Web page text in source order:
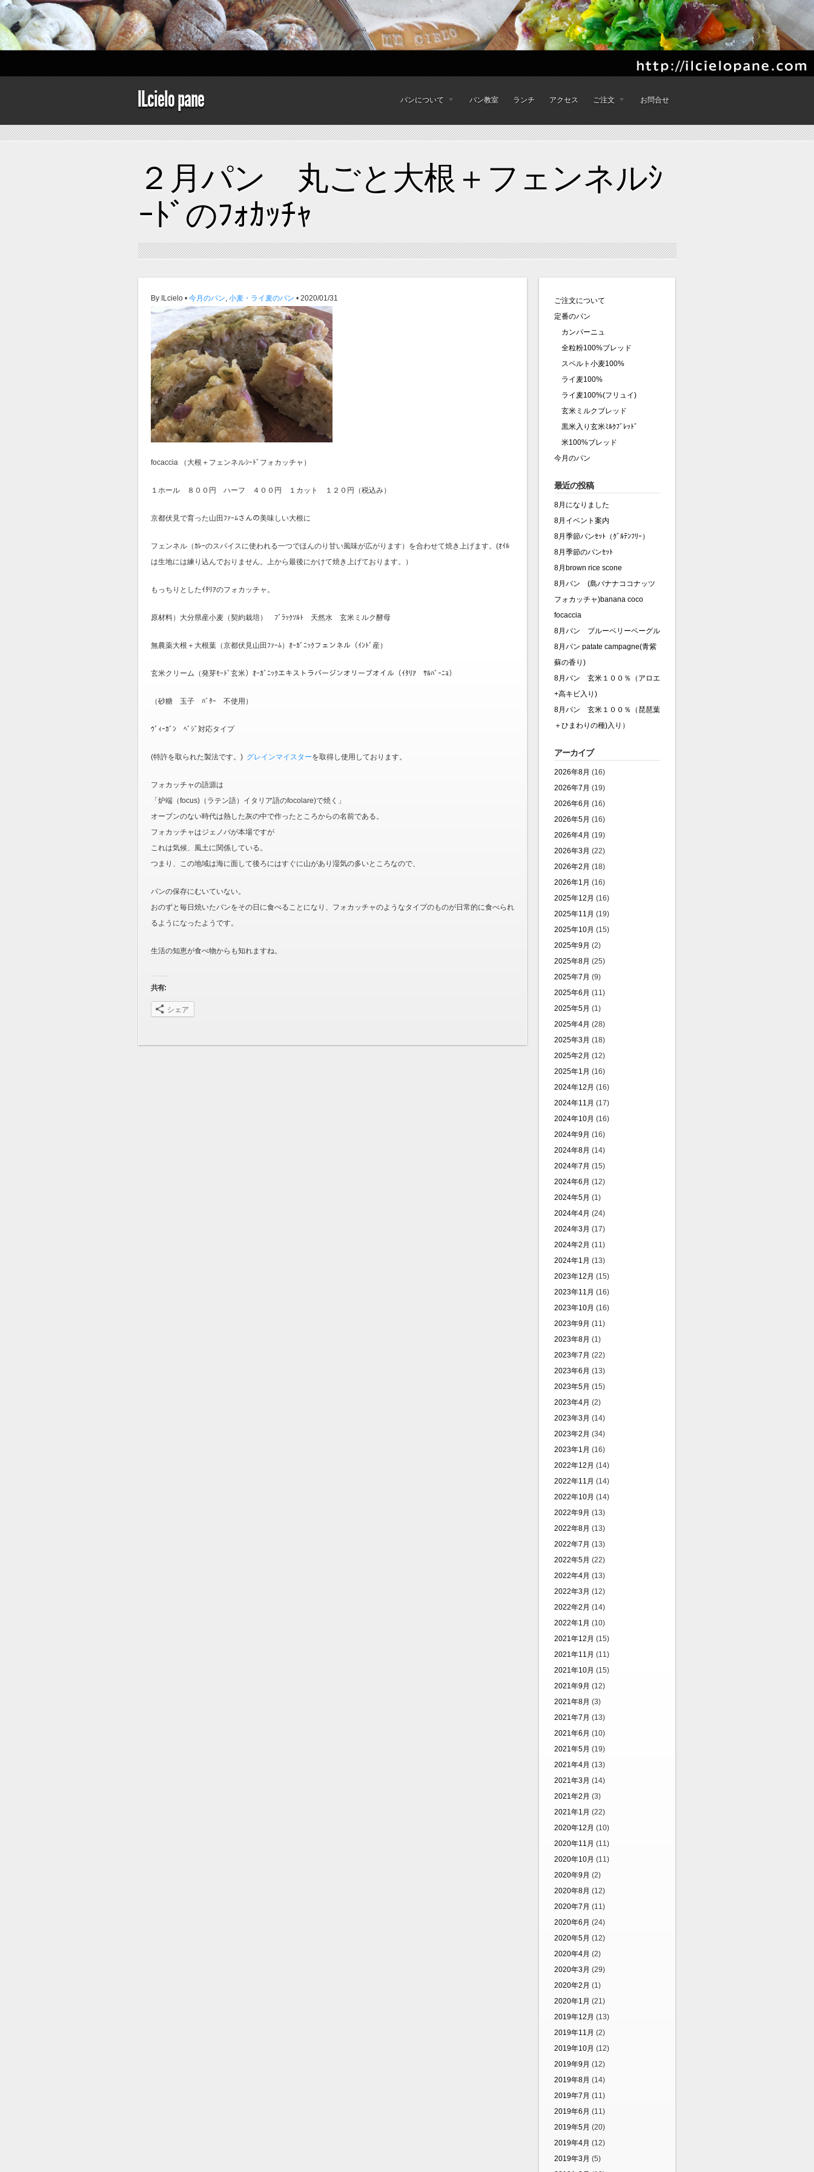
ILcielo pane パンについて パン教室 ランチ アクセス ご注文 お問合せ
２月パン 丸ごと大根＋フェンネルｼ
ｰﾄﾞのﾌｫｶｯﾁｬ
By ILcielo • 今月のパン, 小麦・ライ麦のパン • 2020/01/31
focaccia （大根＋フェンネルｼｰﾄﾞフォカッチャ）
１ホール ８００円 ハーフ ４００円 １カット １２０円（税込み）
京都伏見で育った山田ﾌｧｰﾑさんの美味しい大根に
フェンネル（ｶﾚｰのスパイスに使われる一つでほんのり甘い風味が広がります）を合わせて焼き上げます。(ｵｲﾙ
は生地には練り込んでおりません。上から最後にかけて焼き上げております。）
もっちりとしたｲﾀﾘｱのフォカッチャ。
原材料）大分県産小麦（契約栽培） ﾌﾞﾗｯｸｿﾙﾄ 天然水 玄米ミルク酵母
無農薬大根＋大根葉（京都伏見山田ﾌｧｰﾑ）ｵｰｶﾞﾆｯｸフェンネル（ｲﾝﾄﾞ産）
玄米クリーム（発芽ﾓｰﾄﾞ玄米）ｵｰｶﾞﾆｯｸエキストラバージンオリーブオイル（ｲﾀﾘｱ ｻﾙﾊﾞｰﾆｮ）
（砂糖 玉子 ﾊﾞﾀｰ 不使用）
ｳﾞｨｰｶﾞﾝ ﾍﾞｼﾞ対応タイプ
(特許を取られた製法です。) グレインマイスターを取得し使用しております。
フォカッチャの語源は
「炉端（focus)（ラテン語）イタリア語のfocolare)で焼く」
オーブンのない時代は熱した灰の中で作ったところからの名前である。
フォカッチャはジェノバが本場ですが
これは気候、風土に関係している。
つまり、この地域は海に面して後ろにはすぐに山があり湿気の多いところなので、
パンの保存にむいていない。
おのずと毎日焼いたパンをその日に食べることになり、フォカッチャのようなタイプのものが日常的に食べられ
るようになったようです。
生活の知恵が食べ物からも知れますね。
共有:
シェア
ご注文について
定番のパン
カンパーニュ
全粒粉100%ブレッド
スペルト小麦100%
ライ麦100%
ライ麦100%(フリュイ)
玄米ミルクブレッド
黒米入り玄米ﾐﾙｸﾌﾞﾚｯﾄﾞ
米100%ブレッド
今月のパン
最近の投稿
8月になりました
8月イベント案内
8月季節パンｾｯﾄ（ｸﾞﾙﾃﾝﾌﾘｰ）
8月季節のパンｾｯﾄ
8月brown rice scone
8月パン (島バナナココナッツ
フォカッチャ)banana coco
focaccia
8月パン ブルーベリーベーグル
8月パン patate campagne(青紫
蘇の香り)
8月パン 玄米１００％（アロエ
+高キビ入り)
8月パン 玄米１００％（琵琶葉
＋ひまわりの種)入り）
アーカイブ
2026年8月 (16)
2026年7月 (19)
2026年6月 (16)
2026年5月 (16)
2026年4月 (19)
2026年3月 (22)
2026年2月 (18)
2026年1月 (16)
2025年12月 (16)
2025年11月 (19)
2025年10月 (15)
2025年9月 (2)
2025年8月 (25)
2025年7月 (9)
2025年6月 (11)
2025年5月 (1)
2025年4月 (28)
2025年3月 (18)
2025年2月 (12)
2025年1月 (16)
2024年12月 (16)
2024年11月 (17)
2024年10月 (16)
2024年9月 (16)
2024年8月 (14)
2024年7月 (15)
2024年6月 (12)
2024年5月 (1)
2024年4月 (24)
2024年3月 (17)
2024年2月 (11)
2024年1月 (13)
2023年12月 (15)
2023年11月 (16)
2023年10月 (16)
2023年9月 (11)
2023年8月 (1)
2023年7月 (22)
2023年6月 (13)
2023年5月 (15)
2023年4月 (2)
2023年3月 (14)
2023年2月 (34)
2023年1月 (16)
2022年12月 (14)
2022年11月 (14)
2022年10月 (14)
2022年9月 (13)
2022年8月 (13)
2022年7月 (13)
2022年5月 (22)
2022年4月 (13)
2022年3月 (12)
2022年2月 (14)
2022年1月 (10)
2021年12月 (15)
2021年11月 (11)
2021年10月 (15)
2021年9月 (12)
2021年8月 (3)
2021年7月 (13)
2021年6月 (10)
2021年5月 (19)
2021年4月 (13)
2021年3月 (14)
2021年2月 (3)
2021年1月 (22)
2020年12月 (10)
2020年11月 (11)
2020年10月 (11)
2020年9月 (2)
2020年8月 (12)
2020年7月 (11)
2020年6月 (24)
2020年5月 (12)
2020年4月 (2)
2020年3月 (29)
2020年2月 (1)
2020年1月 (21)
2019年12月 (13)
2019年11月 (2)
2019年10月 (12)
2019年9月 (12)
2019年8月 (14)
2019年7月 (11)
2019年6月 (11)
2019年5月 (20)
2019年4月 (12)
2019年3月 (5)